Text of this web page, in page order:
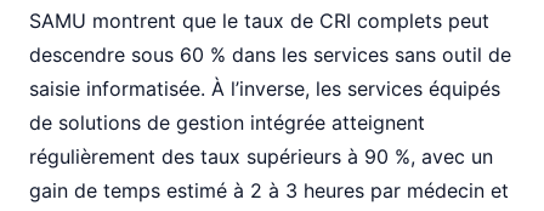
SAMU montrent que le taux de CRI complets peut
descendre sous 60 % dans les services sans outil de
saisie informatisée. À l’inverse, les services équipés
de solutions de gestion intégrée atteignent
régulièrement des taux supérieurs à 90 %, avec un
gain de temps estimé à 2 à 3 heures par médecin et